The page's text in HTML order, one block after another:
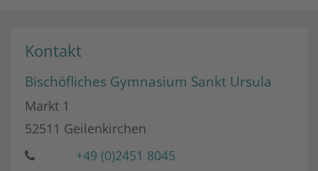
Kontakt
Bischöfliches Gymnasium Sankt Ursula
Markt 1
52511 Geilenkirchen
+49 (0)2451 8045